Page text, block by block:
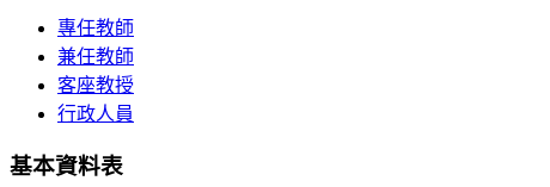
專任教師
兼任教師
客座教授
行政人員
基本資料表